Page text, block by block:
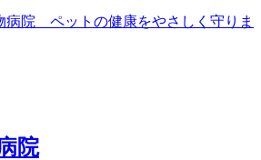
病院 ペットの健康をやさしく守りま
院